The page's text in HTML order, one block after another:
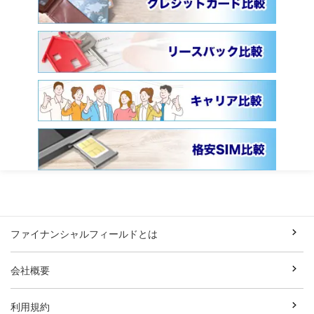
ファイナンシャルフィールドとは
会社概要
利用規約